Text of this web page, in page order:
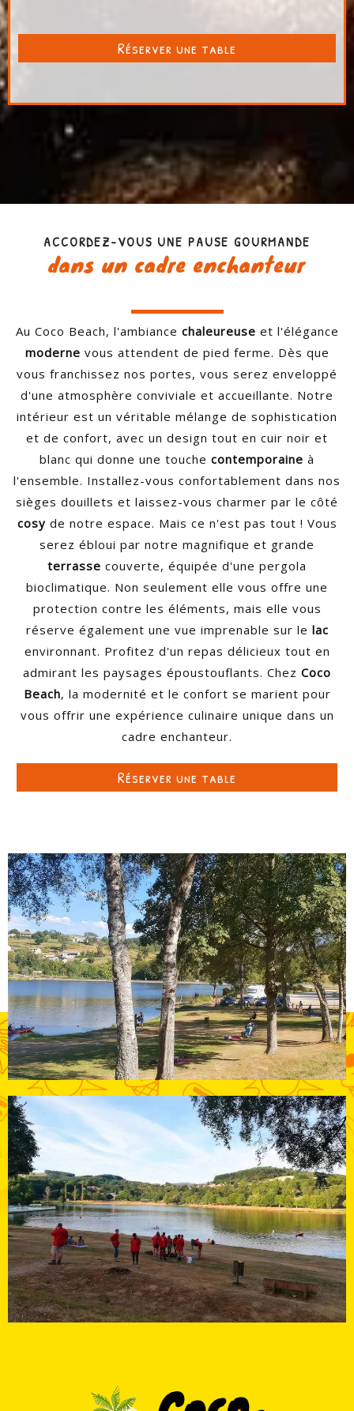
Réserver une table
ACCORDEZ-VOUS UNE PAUSE GOURMANDE
dans un cadre enchanteur
Au Coco Beach, l'ambiance chaleureuse et l'élégance
moderne vous attendent de pied ferme. Dès que
vous franchissez nos portes, vous serez enveloppé
d'une atmosphère conviviale et accueillante. Notre
intérieur est un véritable mélange de sophistication
et de confort, avec un design tout en cuir noir et
blanc qui donne une touche contemporaine à
l'ensemble. Installez-vous confortablement dans nos
sièges douillets et laissez-vous charmer par le côté
cosyde notre espace. Mais ce n'est pas tout ! Vous
serez ébloui par notre magnifique et grande
terrasse couverte, équipée d'une pergola
bioclimatique. Non seulement elle vous offre une
protection contre les éléments, mais elle vous
réserve également une vue imprenable sur le lac
environnant. Profitez d'un repas délicieux tout en
admirant les paysages époustouflants. Chez Coco
Beach, la modernité et le confort se marient pour
vous offrir une expérience culinaire unique dans un
cadre enchanteur.
Réserver une table